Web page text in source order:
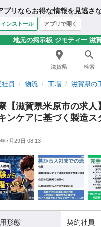
プリならお得な情報を見逃さ
インストール アプリで開く
地元の掲示板 ジモティー 滋
滋賀県 検索
社員 物流 工場 滋賀県の
【滋賀県米原市の求人
ンケアに基づく製造ス
7月29日 08:13
形態 契約社員